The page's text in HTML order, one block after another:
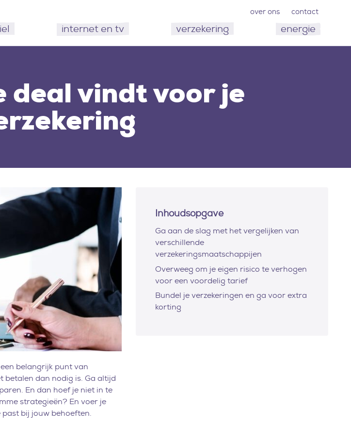
over ons contact
internet en tv verzekering energie
deal vindt voor je
belangrijk punt van
dan nodig is. Ga altijd
En dan hoef je niet in te
strategieën? En voer je
bij jouw behoeften.
Inhoudsopgave
Ga aan de slag met het vergelijken van
verschillende
verzekeringsmaatschappijen
Overweeg om je eigen risico te verhogen
voor een voordelig tarief
Bundel je verzekeringen en ga voor extra
korting